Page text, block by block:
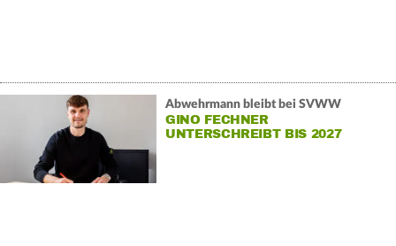
Abwehrmann bleibt bei SVWW
GINO FECHNER
UNTERSCHREIBT BIS 2027